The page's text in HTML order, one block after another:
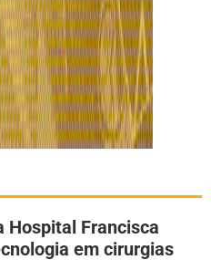
Hospital Francisca
em cirurgias